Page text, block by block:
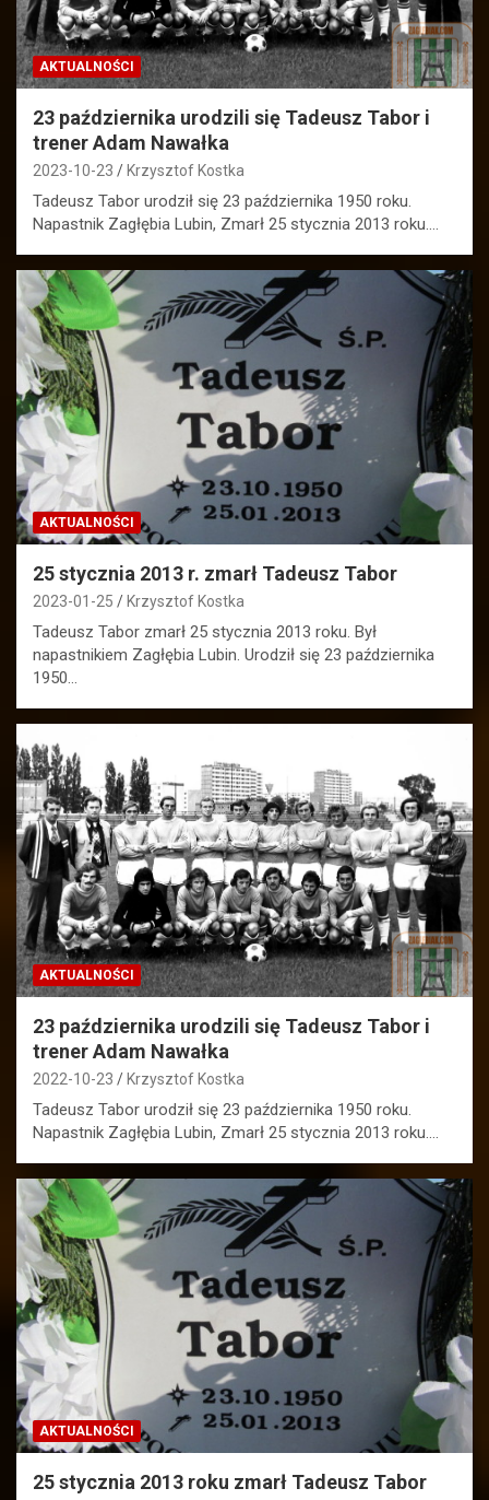
AKTUALNOŚCI
23 października urodzili się Tadeusz Tabor i
trener Adam Nawałka
2023-10-23 Krzysztof Kostka
Tadeusz Tabor urodził się 23 października 1950 roku.
Napastnik Zagłębia Lubin, Zmarł 25 stycznia 2013 roku.…
AKTUALNOŚCI
25 stycznia 2013 r. zmarł Tadeusz Tabor
2023-01-25 Krzysztof Kostka
Tadeusz Tabor zmarł 25 stycznia 2013 roku. Był
napastnikiem Zagłębia Lubin. Urodził się 23 października
1950…
AKTUALNOŚCI
23 października urodzili się Tadeusz Tabor i
trener Adam Nawałka
2022-10-23 Krzysztof Kostka
Tadeusz Tabor urodził się 23 października 1950 roku.
Napastnik Zagłębia Lubin, Zmarł 25 stycznia 2013 roku.…
AKTUALNOŚCI
25 stycznia 2013 roku zmarł Tadeusz Tabor